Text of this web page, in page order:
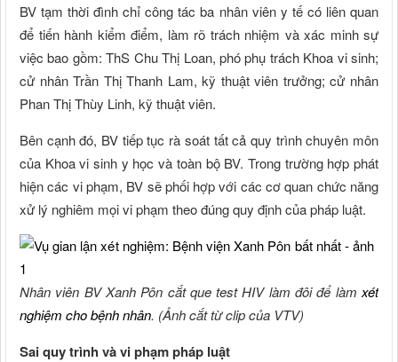
BV tạm thời đình chỉ công tác ba nhân viên y tế có liên quan
để tiến hành kiểm điểm, làm rõ trách nhiệm và xác minh sự
việc bao gồm: ThS Chu Thị Loan, phó phụ trách Khoa vi sinh;
cử nhân Trần Thị Thanh Lam, kỹ thuật viên trưởng; cử nhân
Phan Thị Thùy Linh, kỹ thuật viên.
Bên cạnh đó, BV tiếp tục rà soát tất cả quy trình chuyên môn
của Khoa vi sinh y học và toàn bộ BV. Trong trường hợp phát
hiện các vi phạm, BV sẽ phối hợp với các cơ quan chức năng
xử lý nghiêm mọi vi phạm theo đúng quy định của pháp luật.
Nhân viên BV Xanh Pôn cắt que test HIV làm đôi để làm xét
nghiệm cho bệnh nhân. (Ảnh cắt từ clip của VTV)
Sai quy trình và vi phạm pháp luật